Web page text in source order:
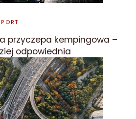
przyczepa kempingowa –
odpowiednia